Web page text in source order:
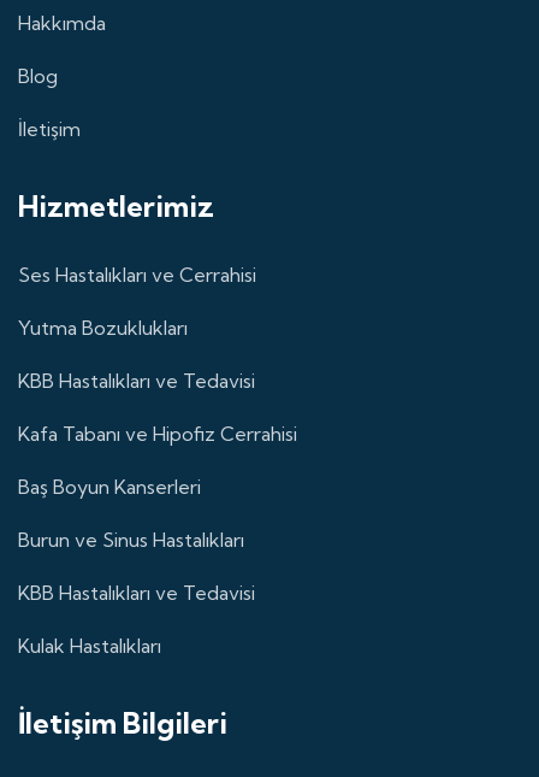
Hakkımda
Blog
İletişim
Hizmetlerimiz
Ses Hastalıkları ve Cerrahisi
Yutma Bozuklukları
KBB Hastalıkları ve Tedavisi
Kafa Tabanı ve Hipofiz Cerrahisi
Baş Boyun Kanserleri
Burun ve Sinus Hastalıkları
KBB Hastalıkları ve Tedavisi
Kulak Hastalıkları
İletişim Bilgileri